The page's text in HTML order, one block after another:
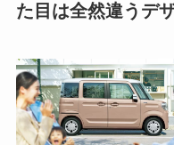
た目は全然違うデ